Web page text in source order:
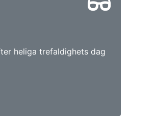
heliga trefaldighets dag